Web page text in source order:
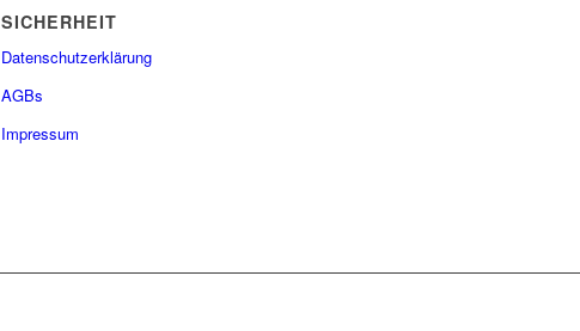
SICHERHEIT
Datenschutzerklärung
AGBs
Impressum